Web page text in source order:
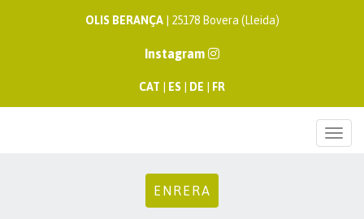
OLIS BERANÇA| 25178 Bovera (Lleida)
Instagram
CAT ES DE FR
ENRERA